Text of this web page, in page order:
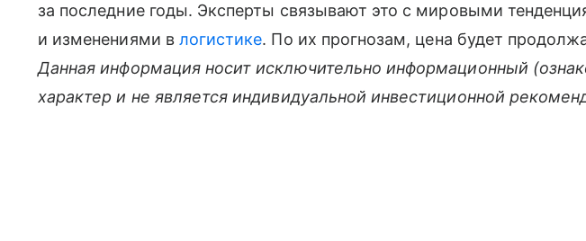
за последние годы. Эксперты связывают это с мировыми
и изменениями в логистике. По их прогнозам, цена будет
Данная информация носит исключительно информационный
характер и не является индивидуальной инвестиционной